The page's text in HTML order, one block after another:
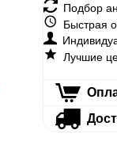
Подбор
Быстрая
Лучшие